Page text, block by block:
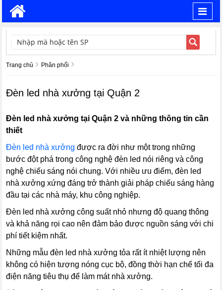
TÌM KIẾM
Trang chủ Phân phối
Đèn led nhà xưởng tại Quận 2
Đèn led nhà xưởng tại Quận 2 và những thông tin cần
thiết
Đèn led nhà xưởng được ra đời như một trong những
bước đột phá trong công nghệ đèn led nói riêng và công
nghệ chiếu sáng nói chung. Với nhiều ưu điểm, đèn led
nhà xưởng xứng đáng trở thành giải pháp chiếu sáng hàng
đầu tại các nhà máy, khu công nghiệp.
Đèn led nhà xưởng công suất nhỏ nhưng độ quang thông
và khả năng rọi cao nên đảm bảo được nguồn sáng với chi
phí tiết kiệm nhất.
Những mẫu đèn led nhà xưởng tỏa rất ít nhiệt lượng nên
không có hiện tượng nóng cục bộ, đồng thời hạn chế tối đa
điện năng tiêu thụ để làm mát nhà xưởng.